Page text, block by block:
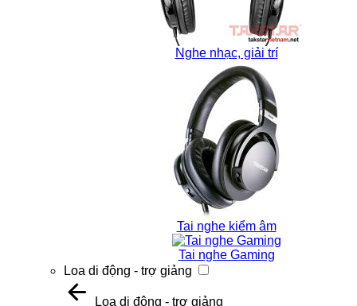
Nghe nhạc, giải trí
Tai nghe kiểm âm
Tai nghe Gaming
Loa di động - trợ giảng
Loa di động - trợ giảng